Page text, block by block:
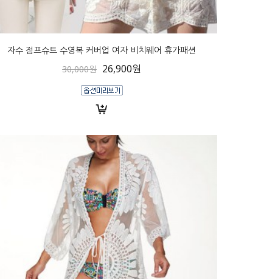
자수 점프슈트 수영복 커버업 여자 비치웨어 휴가패션
30,000원 26,900원